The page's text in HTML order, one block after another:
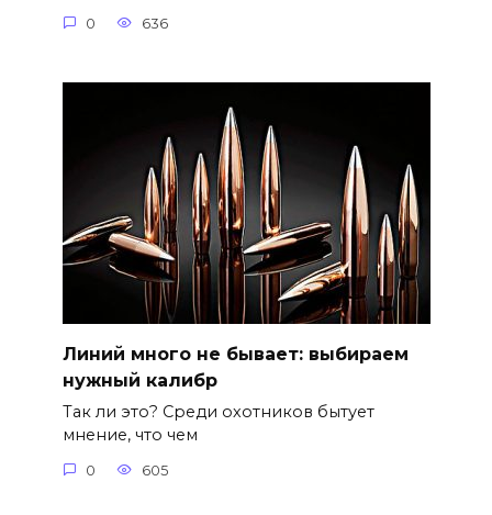
0 636
Линий много не бывает: выбираем
нужный калибр
Так ли это? Среди охотников бытует
мнение, что чем
0 605